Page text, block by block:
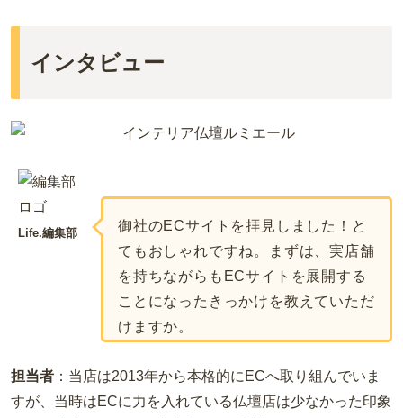
インタビュー
Life.編集部
御社のECサイトを拝見しました！と
てもおしゃれですね。まずは、実店舗
を持ちながらもECサイトを展開する
ことになったきっかけを教えていただ
けますか。
担当者 ：当店は2013年から本格的にECへ取り組んでいま
すが、当時はECに力を入れている仏壇店は少なかった印象